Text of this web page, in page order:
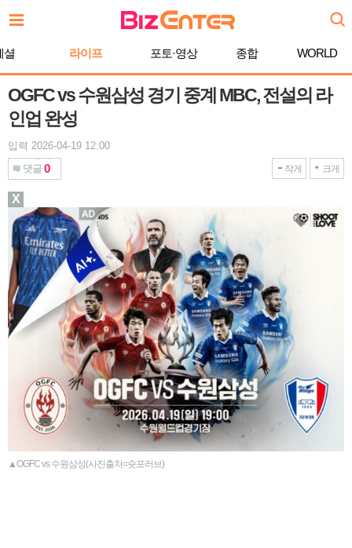
문
로셜 라이프 포토·영상 종합 WORLD
OGFC vs 수원삼성 경기 중계 MBC, 전설의 라
인업 완성
입력 2026-04-19 12:00
댓글 0 작게 크게
▲OGFC vs 수원삼성(사진출처=슛포러브)
X